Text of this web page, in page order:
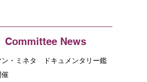
Committee News
ン・ミネタ ドキュメンタリー鑑
催